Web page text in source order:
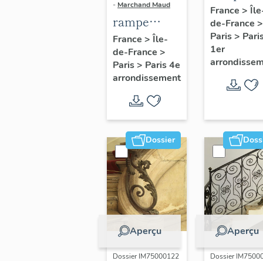
- Marchand Maud
rampe
d'appui,
escalier de
la maison à
cochère
dite hôtel
Charpentier
(non étudié)
France > Île-
de-France >
Paris> Paris 4e
arrondissement
d'appui,
escalier
la
porte
cochère
(non
France >
de-France >
Paris>
1er
Dossier
Aperçu
Dossier IM75000122
Aperçu
Dossier